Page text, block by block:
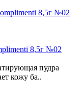
8,5г №02
пудра
кожу ба..